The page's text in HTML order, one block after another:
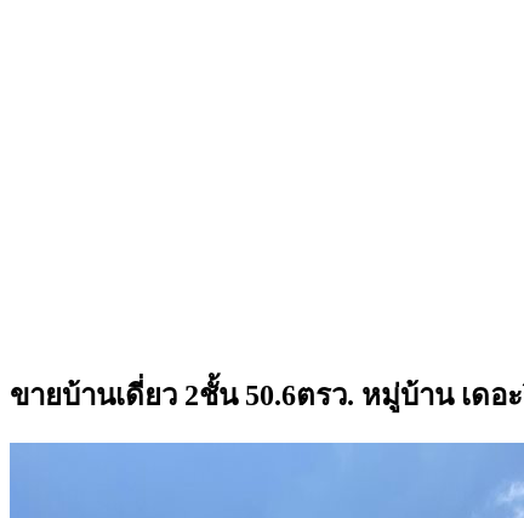
ขายบ้านเดี่ยว 2ชั้น 50.6ตรว. หมู่บ้าน เด